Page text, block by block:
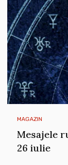
MAGAZIN
Mesajele
26 iulie